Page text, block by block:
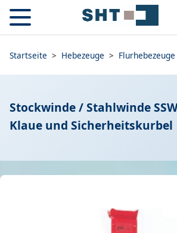
Startseite > Hebezeuge > Flurhebezeuge
Stockwinde / Stahlwinde
Klaue und Sicherheitskurbel